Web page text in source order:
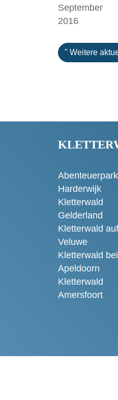
September
2016
" Weitere
Abenteuerpark
Harderwijk
Kletterwald
Gelderland
Kletterwald
Veluwe
Kletterwald bei
Apeldoorn
Kletterwald
Amersfoort